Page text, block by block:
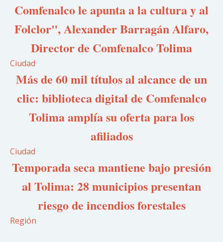
Comfenalco le apunta a la cultura y al
Folclor", Alexander Barragán Alfaro,
Director de Comfenalco Tolima
Ciudad
Más de 60 mil títulos al alcance de un
clic: biblioteca digital de Comfenalco
Tolima amplía su oferta para los
afiliados
Ciudad
Temporada seca mantiene bajo presión
al Tolima: 28 municipios presentan
riesgo de incendios forestales
Región